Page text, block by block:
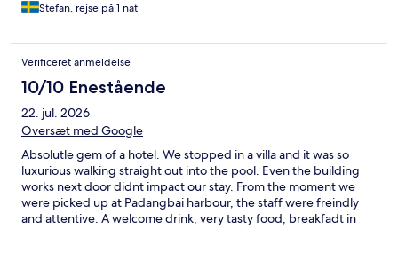
Stefan, rejse på 1 nat
Verificeret anmeldelse
10/10 Enestående
22. jul. 2026
Oversæt med Google
Absolutle gem of a hotel. We stopped in a villa and it was so
luxurious walking straight out into the pool. Even the building
works next door didnt impact our stay. From the moment we
were picked up at Padangbai harbour, the staff were freindly
and attentive. A welcome drink, very tasty food, breakfadt in